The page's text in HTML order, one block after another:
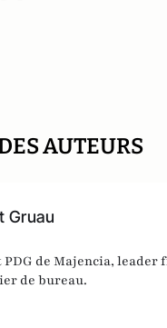
AUTEURS
Gruau
PDG de Majencia, leader
de bureau.